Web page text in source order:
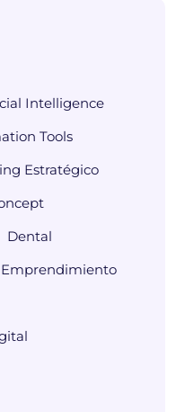
Intelligence
Tools
Estratégico
Dental
Emprendimiento